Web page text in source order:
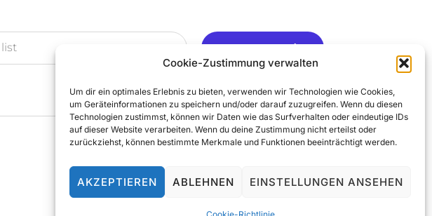
Cookie-Zustimmung verwalten
Um dir ein optimales Erlebnis zu bieten, verwenden wir Technologien wie Cookies,
um Geräteinformationen zu speichern und/oder darauf zuzugreifen. Wenn du diesen
Technologien zustimmst, können wir Daten wie das Surfverhalten oder eindeutige IDs
auf dieser Website verarbeiten. Wenn du deine Zustimmung nicht erteilst oder
zurückziehst, können bestimmte Merkmale und Funktionen beeinträchtigt werden.
AKZEPTIEREN ABLEHNEN EINSTELLUNGEN ANSEHEN
Ja, Gerne ..
© 2025 All Rights Reserved